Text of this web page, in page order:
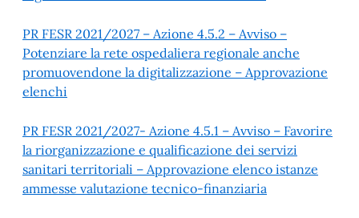
PR FESR 2021/2027 – Azione 4.5.2 – Avviso –
Potenziare la rete ospedaliera regionale anche
promuovendone la digitalizzazione – Approvazione
elenchi
PR FESR 2021/2027- Azione 4.5.1 – Avviso – Favorire
la riorganizzazione e qualificazione dei servizi
sanitari territoriali – Approvazione elenco istanze
ammesse valutazione tecnico-finanziaria